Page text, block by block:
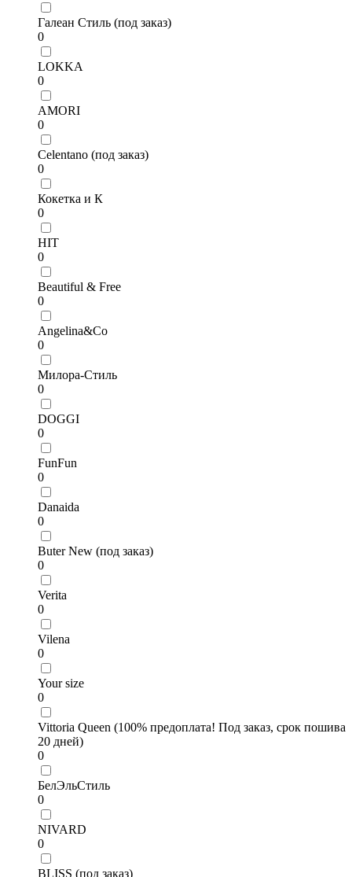
Галеан Стиль (под заказ)
0
LOKKA
0
AMORI
0
Celentano (под заказ)
0
Кокетка и К
0
HIT
0
Beautiful & Free
0
Angelina&Co
0
Милора-Стиль
0
DOGGI
0
FunFun
0
Danaida
0
Buter New (под заказ)
0
Verita
0
Vilena
0
Your size
0
Vittoria Queen (100% предоплата! Под заказ, срок пошива
20 дней)
0
БелЭльСтиль
0
NIVARD
0
BLISS (под заказ)